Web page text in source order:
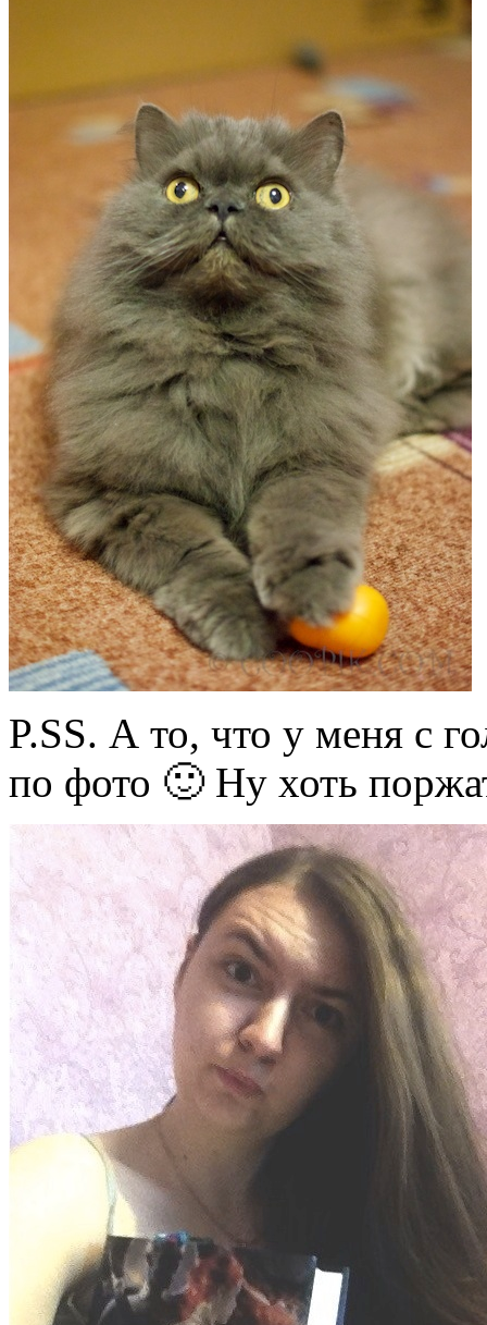
P.SS. А то, что у меня с
по фото 🙂 Ну хоть